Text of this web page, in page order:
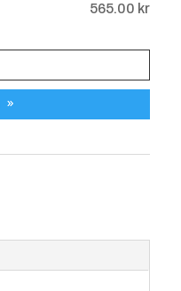
Lasergravyr
565.00 kr